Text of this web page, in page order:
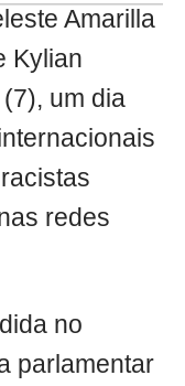
Amarilla
Kylian
um dia
redes
no
parlamentar